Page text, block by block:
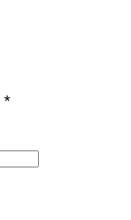
*Påkrævet